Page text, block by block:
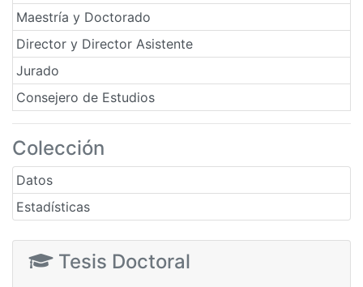
Maestría y Doctorado
Director y Director Asistente
Jurado
Consejero de Estudios
Colección
Datos
Estadísticas
Tesis Doctoral